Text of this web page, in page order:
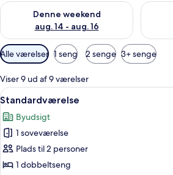
Denne weekend
aug. 14 - aug. 16
Tjek tilgængelighed for denne weekend
Tjek
Tilgængelige
filtre
for
værelser
Alle værelser 1 seng 2 senge 3+ senge
Viser 9 ud af 9 værelser
Indlæs
alle
billeder
af
Standardværelse
Et
6
Standardværelse
Byudsigt
1 soveværelse
Plads til 2 personer
1 dobbeltseng